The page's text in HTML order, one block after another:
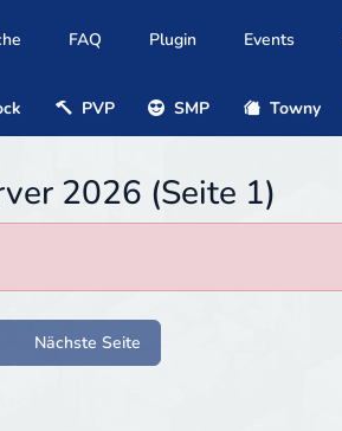
FAQ Plugin Events
PVP SMP Towny
2026 (Seite 1)
Nächste Seite